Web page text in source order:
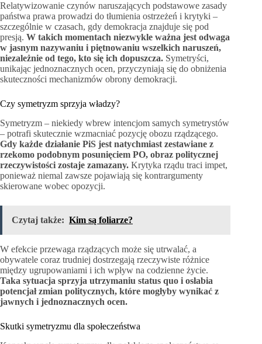
Relatywizowanie czynów naruszających podstawowe zasady
państwa prawa prowadzi do tłumienia ostrzeżeń i krytyki –
szczególnie w czasach, gdy demokracja znajduje się pod
presją. W takich momentach niezwykle ważna jest odwaga
w jasnym nazywaniu i piętnowaniu wszelkich naruszeń,
niezależnie od tego, kto się ich dopuszcza. Symetryści,
unikając jednoznacznych ocen, przyczyniają się do obniżenia
skuteczności mechanizmów obrony demokracji.
Czy symetryzm sprzyja władzy?
Symetryzm – niekiedy wbrew intencjom samych symetrystów
– potrafi skutecznie wzmacniać pozycję obozu rządzącego.
Gdy każde działanie PiS jest natychmiast zestawiane z
rzekomo podobnym posunięciem PO, obraz politycznej
rzeczywistości zostaje zamazany. Krytyka rządu traci impet,
ponieważ niemal zawsze pojawiają się kontrargumenty
skierowane wobec opozycji.
Czytaj także: Kim są foliarze?
W efekcie przewaga rządzących może się utrwalać, a
obywatele coraz trudniej dostrzegają rzeczywiste różnice
między ugrupowaniami i ich wpływ na codzienne życie.
Taka sytuacja sprzyja utrzymaniu status quo i osłabia
potencjał zmian politycznych, które mogłyby wynikać z
jawnych i jednoznacznych ocen.
Skutki symetryzmu dla społeczeństwa